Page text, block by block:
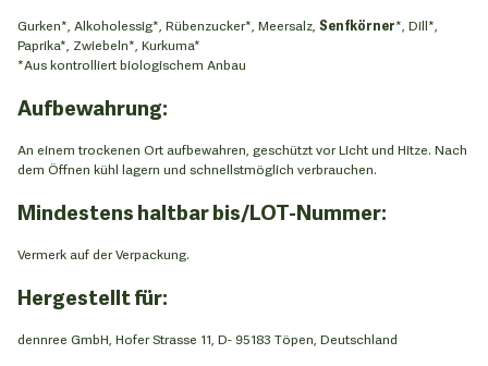
Gurken*, Alkoholessig*, Rübenzucker*, Meersalz, Senfkörner*, Dill*,
Paprika*, Zwiebeln*, Kurkuma*
*Aus kontrolliert biologischem Anbau
Aufbewahrung:
An einem trockenen Ort aufbewahren, geschützt vor Licht und Hitze. Nach
dem Öffnen kühl lagern und schnellstmöglich verbrauchen.
Mindestens haltbar bis/LOT-Nummer:
Vermerk auf der Verpackung.
Hergestellt für:
dennree GmbH, Hofer Strasse 11, D- 95183 Töpen, Deutschland